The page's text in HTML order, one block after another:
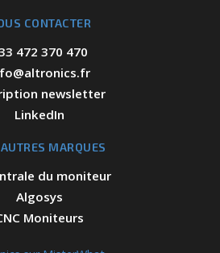
CONTACTER
472 370 470
newsletter
LinkedIn
MARQUES
du moniteur
Algosys
Moniteurs